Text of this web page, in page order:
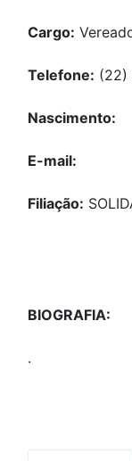
Cargo:
Telefone: (22)
Nascimento:
E-mail:
Filiação:
BIOGRAFIA:
.